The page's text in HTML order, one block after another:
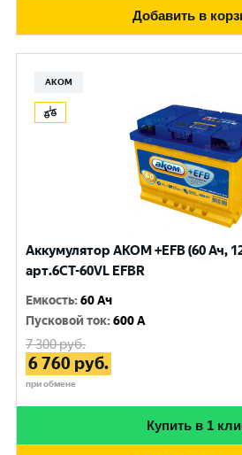
Добавить в
АКОМ
Аккумулятор AKOM +EFB (60 Ач,
арт.6CТ-60VL EFBR
Емкость:60 Ач
Пусковой ток:600 A
7 300руб.
6 760 руб.
при обмене
Купить в 1